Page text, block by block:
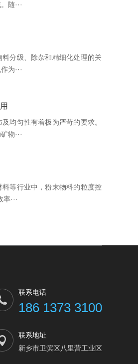
随···
分级、除杂和精细化处理的关
为···
均匀性有着极为严苛的要求。
物···
等行业中，粉末物料的粒度控
···
联系电话
186 1373 3100
联系地址
新乡市卫滨区八里营工业区